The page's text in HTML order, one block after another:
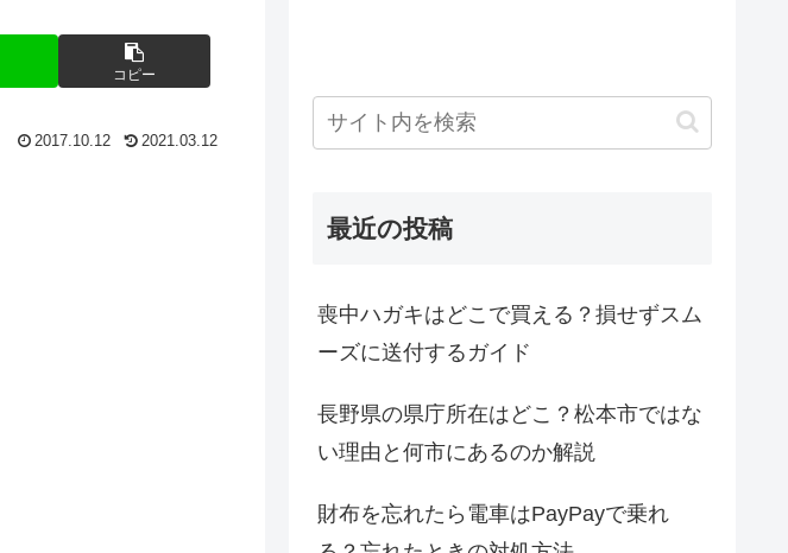
コピー
2017.10.12 2021.03.12
最近の投稿
喪中ハガキはどこで買える？損せずスム
ーズに送付するガイド
長野県の県庁所在はどこ？松本市ではな
い理由と何市にあるのか解説
財布を忘れたら電車はPayPayで乗れ